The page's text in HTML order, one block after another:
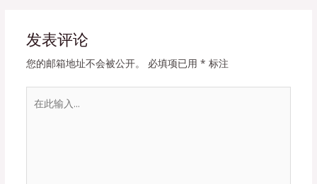
发表评论
您的邮箱地址不会被公开。 必填项已用 * 标注